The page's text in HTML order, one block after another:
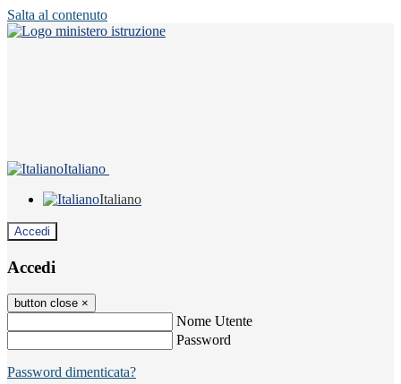
Salta al contenuto
Italiano
Italiano
Accedi
Accedi
button close ×
Nome Utente
Password
Password dimenticata?